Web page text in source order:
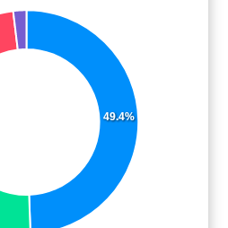
49.4%